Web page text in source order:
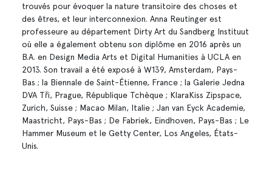
trouvés pour évoquer la nature transitoire des choses et
des êtres, et leur interconnexion. Anna Reutinger est
professeure au département Dirty Art du Sandberg Instituut
où elle a également obtenu son diplôme en 2016 après un
B.A. en Design Media Arts et Digital Humanities à UCLA en
2013. Son travail a été exposé à W139, Amsterdam, Pays-
Bas ; la Biennale de Saint-Étienne, France ; la Galerie Jedna
DVA Tři, Prague, République Tchèque ; KlaraKiss Zipspace,
Zurich, Suisse ; Macao Milan, Italie ; Jan van Eyck Academie,
Maastricht, Pays-Bas ; De Fabriek, Eindhoven, Pays-Bas ; Le
Hammer Museum et le Getty Center, Los Angeles, États-
Unis.